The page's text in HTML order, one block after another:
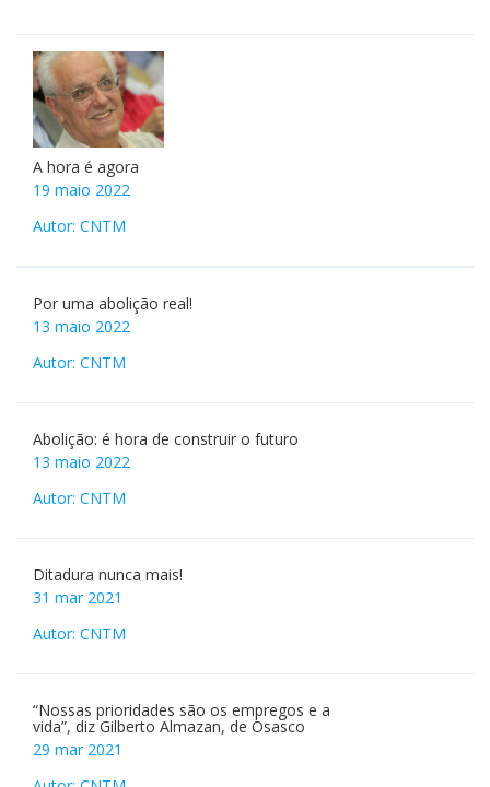
A hora é agora
19 maio 2022
Autor: CNTM
Por uma abolição real!
13 maio 2022
Autor: CNTM
Abolição: é hora de construir o futuro
13 maio 2022
Autor: CNTM
Ditadura nunca mais!
31 mar 2021
Autor: CNTM
“Nossas prioridades são os empregos e a
vida”, diz Gilberto Almazan, de Osasco
29 mar 2021